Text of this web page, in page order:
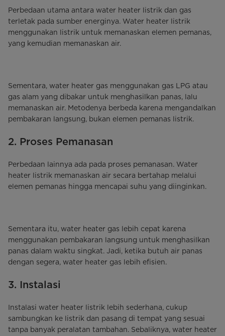
Perbedaan utama antara water heater listrik dan gas
terletak pada sumber energinya. Water heater listrik
menggunakan listrik untuk memanaskan elemen pemanas,
yang kemudian memanaskan air.
Sementara, water heater gas menggunakan gas LPG atau
gas alam yang dibakar untuk menghasilkan panas, lalu
memanaskan air. Metodenya berbeda karena mengandalkan
pembakaran langsung, bukan elemen pemanas listrik.
2. Proses Pemanasan
Perbedaan lainnya ada pada proses pemanasan. Water
heater listrik memanaskan air secara bertahap melalui
elemen pemanas hingga mencapai suhu yang diinginkan.
Sementara itu, water heater gas lebih cepat karena
menggunakan pembakaran langsung untuk menghasilkan
panas dalam waktu singkat. Jadi, ketika butuh air panas
dengan segera, water heater gas lebih efisien.
3. Instalasi
Instalasi water heater listrik lebih sederhana, cukup
sambungkan ke listrik dan pasang di tempat yang sesuai
tanpa banyak peralatan tambahan. Sebaliknya, water heater